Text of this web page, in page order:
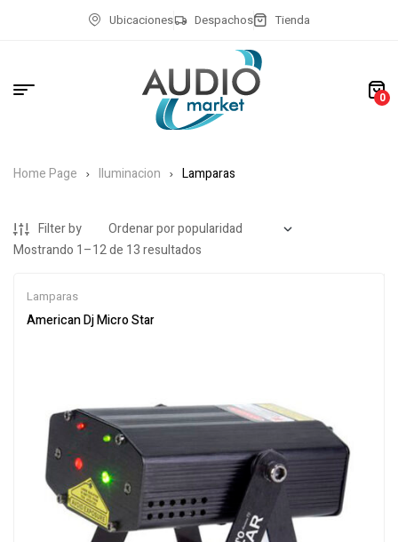
Ubicaciones Despachos Tienda
0
Home Page Iluminacion Lamparas
Filter by
Mostrando 1–12 de 13 resultados
Lamparas
American Dj Micro Star